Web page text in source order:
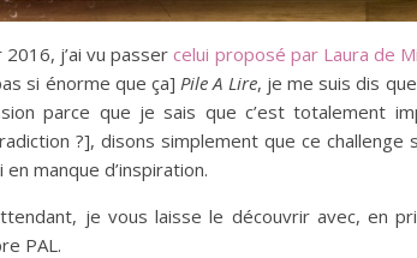
2016, j’ai vu passercelui proposé par Laura de
si énorme que ça] Pile A Lire, je me suis dis
parce que je sais que c’est totalement
?], disons simplement que ce challenge
en manque d’inspiration.
je vous laisse le découvrir avec, en
PAL.